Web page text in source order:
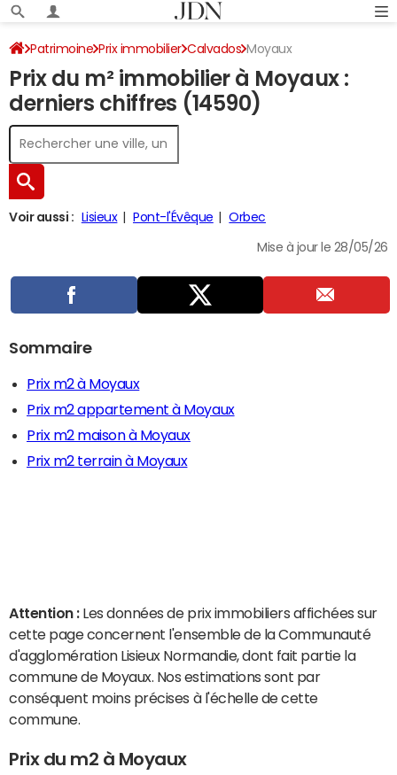
Patrimoine Prix immobilier Calvados Moyaux
Prix du m² immobilier à Moyaux :
derniers chiffres (14590)
Voir aussi : Lisieux Pont-l'Évêque Orbec
Mise à jour le 28/05/26
Sommaire
Prix m2 à Moyaux
Prix m2 appartement à Moyaux
Prix m2 maison à Moyaux
Prix m2 terrain à Moyaux
Attention : Les données de prix immobiliers affichées sur
cette page concernent l'ensemble de la Communauté
d'agglomération Lisieux Normandie, dont fait partie la
commune de Moyaux. Nos estimations sont par
conséquent moins précises à l'échelle de cette
commune.
Prix du m2 à Moyaux